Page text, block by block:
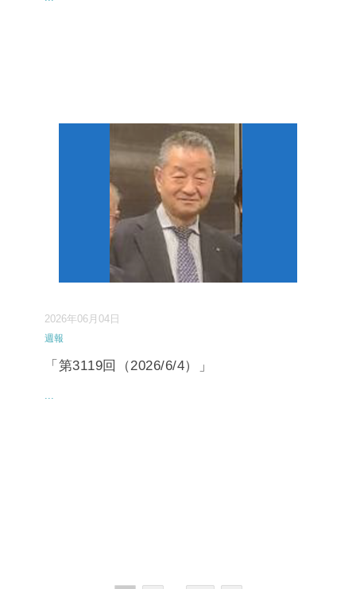
2026年06月04日
週報
「第3119回（2026/6/4）」
...